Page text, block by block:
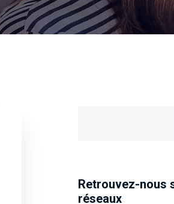
Retrouvez-nous
réseaux